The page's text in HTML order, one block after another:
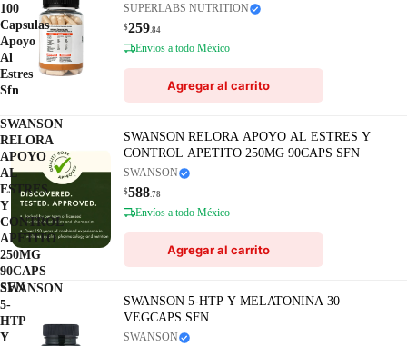
100
Capsulas
Apoyo
Al
Estres
Sfn
SUPERLABS NUTRITION
$259.84
Envíos a todo México
Agregar al carrito
SWANSON
RELORA
APOYO
AL
ESTRES
Y
CONTROL
APETITO
250MG
90CAPS
SFN
SWANSON RELORA APOYO AL ESTRES Y
CONTROL APETITO 250MG 90CAPS SFN
SWANSON
$588.78
Envíos a todo México
Agregar al carrito
SWANSON
5-
HTP
Y
SWANSON 5-HTP Y MELATONINA 30
VEGCAPS SFN
SWANSON